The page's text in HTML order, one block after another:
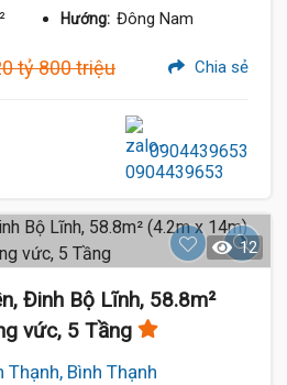
Hướng: Đông Nam
tỷ 800 triệu Chia sẻ
0904439653
12
Đinh Bộ Lĩnh, 58.8m²
vức, 5 Tầng
Thạnh, Bình Thạnh